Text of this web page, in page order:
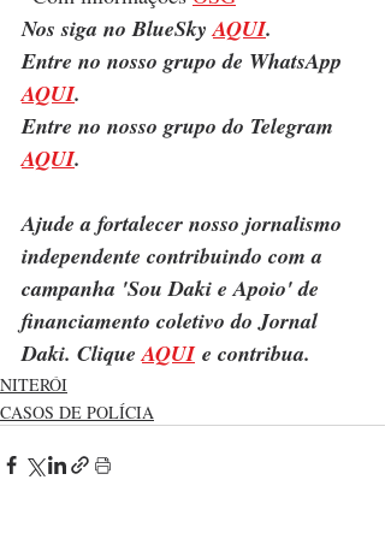
Nos siga no BlueSky AQUI.
Entre no nosso grupo de WhatsApp
AQUI.
Entre no nosso grupo do Telegram
AQUI.
Ajude a fortalecer nosso jornalismo
independente contribuindo com a
campanha 'Sou Daki e Apoio' de
financiamento coletivo do Jornal
Daki. Clique AQUI e contribua.
NITERÓI
CASOS DE POLÍCIA